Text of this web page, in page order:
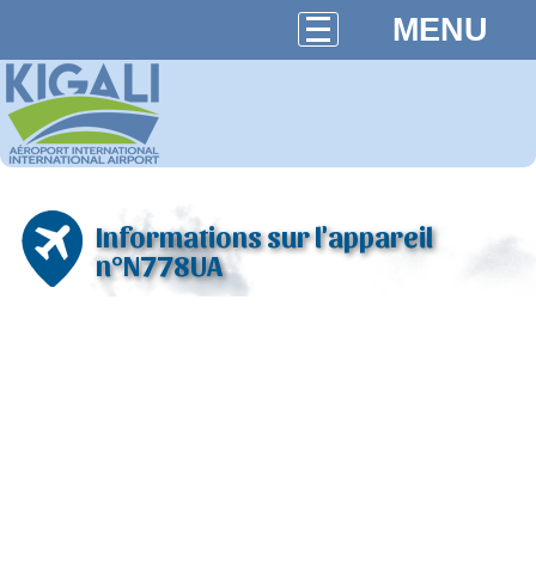
MENU
Informations sur l'appareil
n°N778UA